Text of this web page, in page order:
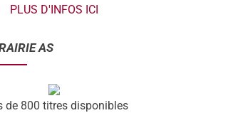
PLUS D'INFOS ICI
AS
de 800 titres disponibles